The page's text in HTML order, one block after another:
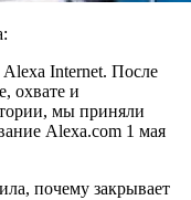
Alexa Internet. После
охвате и
мы приняли
Alexa.com 1 мая
почему закрывает